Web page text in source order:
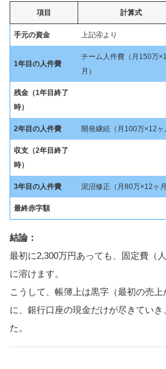
項目 計算式
手元の資金 上記④より
1年目の人件費
チーム人件費（月150万
月）
残金（1年目終了
時）
2年目の人件費 開発継続（月100万×12ヶ
収支（2年目終了
時）
3年目の人件費 泥沼修正（月80万×12ヶ月
最終赤字額
結論：
最初に2,300万円あっても、固定費（
に溶けます。
こうして、帳簿上は黒字（最初の売
に、銀行口座の現金だけが尽きていき
た。